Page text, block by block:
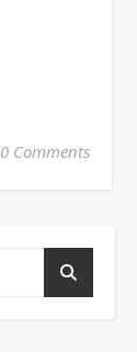
0 Comments